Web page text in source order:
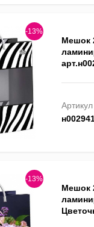
-13%
Мешок
Артикул
-13%
Мешок